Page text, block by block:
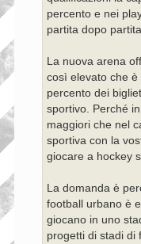
percento e nei
partita dopo
La nuova arena
così elevato che
percento dei
sportivo. Perché
maggiori che nel
sportiva con la
giocare a hockey
La domanda è
football urbano è
giocano in uno
progetti di stadi di